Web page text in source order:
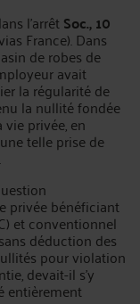
l'arrêtSoc., 10
France). Dans
de robes de
avait
la régularité de
la nullité fondée
privée, en
telle prise de
privée bénéficiant
et conventionnel
déduction des
pour violation
devait-il s'y
entièrement